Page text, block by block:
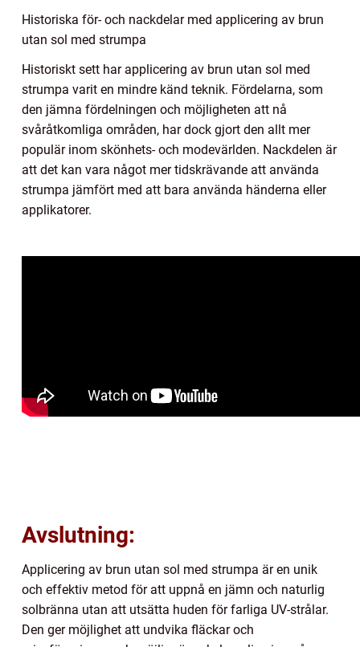
Historiska för- och nackdelar med applicering av brun
utan sol med strumpa
Historiskt sett har applicering av brun utan sol med
strumpa varit en mindre känd teknik. Fördelarna, som
den jämna fördelningen och möjligheten att nå
svåråtkomliga områden, har dock gjort den allt mer
populär inom skönhets- och modevärlden. Nackdelen är
att det kan vara något mer tidskrävande att använda
strumpa jämfört med att bara använda händerna eller
applikatorer.
Avslutning:
Applicering av brun utan sol med strumpa är en unik
och effektiv metod för att uppnå en jämn och naturlig
solbränna utan att utsätta huden för farliga UV-strålar.
Den ger möjlighet att undvika fläckar och